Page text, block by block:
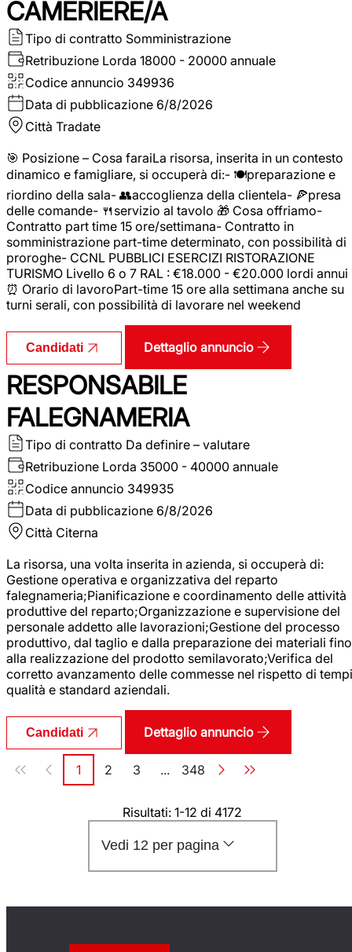
CAMERIERE/A
Tipo di contratto Somministrazione
Retribuzione Lorda 18000 - 20000 annuale
Codice annuncio 349936
Data di pubblicazione 6/8/2026
Città Tradate
🎯 Posizione – Cosa faraiLa risorsa, inserita in un contesto
dinamico e famigliare, si occuperà di:- 🍽️preparazione e
riordino della sala- 👥accoglienza della clientela- 🍕presa
delle comande- 🍴servizio al tavolo 🎁 Cosa offriamo-
Contratto part time 15 ore/settimana- Contratto in
somministrazione part-time determinato, con possibilità di
proroghe- CCNL PUBBLICI ESERCIZI RISTORAZIONE
TURISMO Livello 6 o 7 RAL : €18.000 - €20.000 lordi annui
⏰ Orario di lavoroPart-time 15 ore alla settimana anche su
turni serali, con possibilità di lavorare nel weekend
Candidati Dettaglio annuncio
RESPONSABILE
FALEGNAMERIA
Tipo di contratto Da definire – valutare
Retribuzione Lorda 35000 - 40000 annuale
Codice annuncio 349935
Data di pubblicazione 6/8/2026
Città Citerna
La risorsa, una volta inserita in azienda, si occuperà di:
Gestione operativa e organizzativa del reparto
falegnameria;Pianificazione e coordinamento delle attività
produttive del reparto;Organizzazione e supervisione del
personale addetto alle lavorazioni;Gestione del processo
produttivo, dal taglio e dalla preparazione dei materiali fino
alla realizzazione del prodotto semilavorato;Verifica del
corretto avanzamento delle commesse nel rispetto di
qualità e standard aziendali.
Candidati Dettaglio annuncio
Paginazione
Pagina
1 Pagina
2 Pagina
3 ... Pagina
348
Risultati: 1-12 di 4172
Vedi 12 per pagina